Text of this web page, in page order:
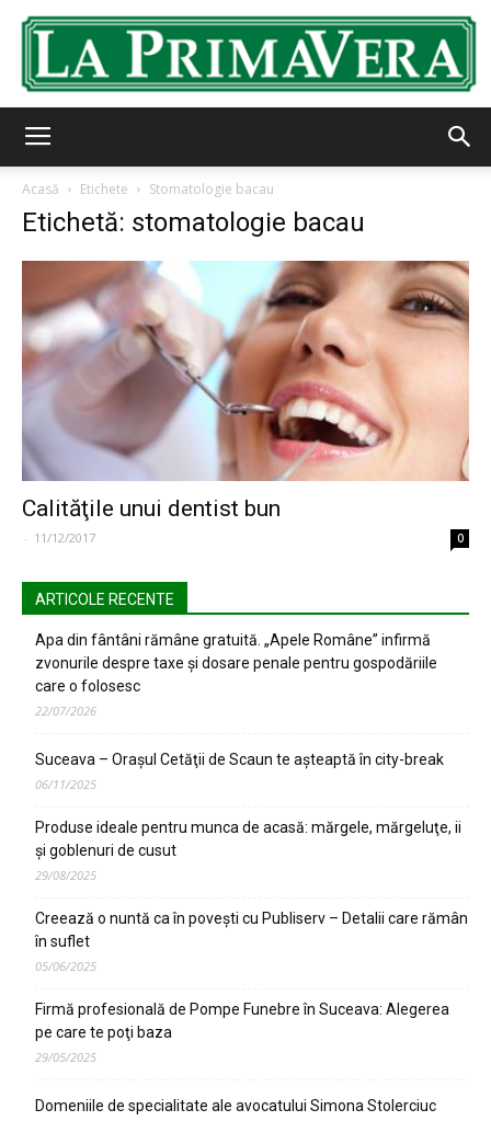
Acasă Etichete Stomatologie bacau
Etichetă: stomatologie bacau
Calităţile unui dentist bun
- 11/12/2017 0
ARTICOLE RECENTE
Apa din fântâni rămâne gratuită. „Apele Române” infirmă
zvonurile despre taxe și dosare penale pentru gospodăriile
care o folosesc
22/07/2026
Suceava – Oraşul Cetăţii de Scaun te aşteaptă în city-break
06/11/2025
Produse ideale pentru munca de acasă: mărgele, mărgeluţe, ii
şi goblenuri de cusut
29/08/2025
Creează o nuntă ca în poveşti cu Publiserv – Detalii care rămân
în suflet
05/06/2025
Firmă profesională de Pompe Funebre în Suceava: Alegerea
pe care te poţi baza
29/05/2025
Domeniile de specialitate ale avocatului Simona Stolerciuc